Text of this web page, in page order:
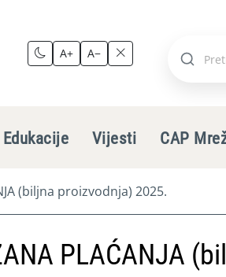
A+ A−
Pretraži
Edukacije Vijesti CAP
(biljna proizvodnja) 2025.
PLAĆANJA